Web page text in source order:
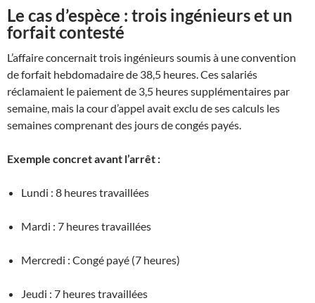
Le cas d’espèce : trois ingénieurs et un
forfait contesté
L’affaire concernait trois ingénieurs soumis à une convention
de forfait hebdomadaire de 38,5 heures. Ces salariés
réclamaient le paiement de 3,5 heures supplémentaires par
semaine, mais la cour d’appel avait exclu de ses calculs les
semaines comprenant des jours de congés payés.
Exemple concret avant l’arrêt :
Lundi : 8 heures travaillées
Mardi : 7 heures travaillées
Mercredi : Congé payé (7 heures)
Jeudi : 7 heures travaillées